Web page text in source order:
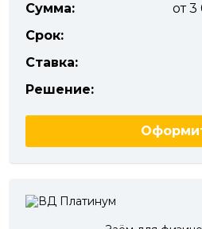
Сумма:
от
Срок:
Ставка:
Решение: